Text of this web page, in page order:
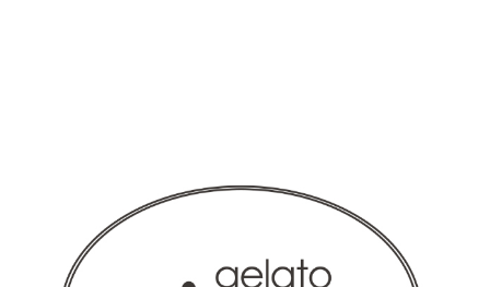
ブパンツ/ディープネイビー/M
役に立った